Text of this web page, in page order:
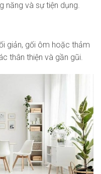
năng và sự tiện dụng.
giản, gối ôm hoặc thảm
thân thiện và gần gũi.